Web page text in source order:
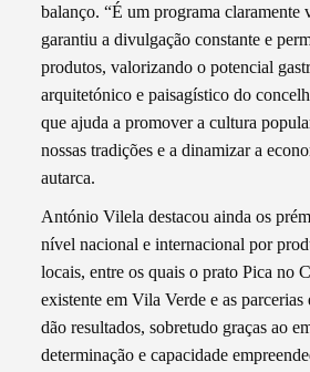
balanço. “É um programa claramente
garantiu a divulgação constante e
produtos, valorizando o potencial
arquitetónico e paisagístico do
que ajuda a promover a cultura
nossas tradições e a dinamizar a
autarca.
António Vilela destacou ainda os
nível nacional e internacional por
locais, entre os quais o prato Pica no
existente em Vila Verde e as parcerias
dão resultados, sobretudo graças ao
determinação e capacidade